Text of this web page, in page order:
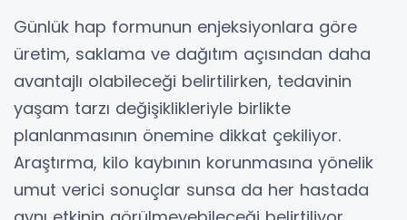
Günlük hap formunun enjeksiyonlara göre
üretim, saklama ve dağıtım açısından daha
avantajlı olabileceği belirtilirken, tedavinin
yaşam tarzı değişiklikleriyle birlikte
planlanmasının önemine dikkat çekiliyor.
Araştırma, kilo kaybının korunmasına yönelik
umut verici sonuçlar sunsa da her hastada